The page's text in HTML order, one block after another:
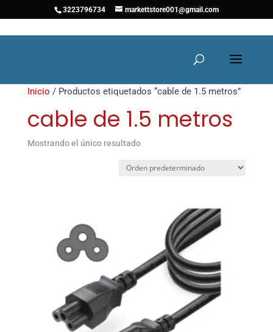
3223796734 markettstore001@gmail.com
Inicio / Productos etiquetados “cable de 1.5 metros”
cable de 1.5 metros
Mostrando el único resultado